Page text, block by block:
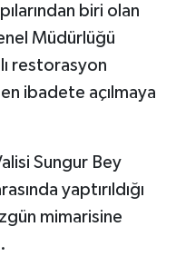
biri olan
Müdürlüğü
restorasyon
ibadete açılmaya
Sungur Bey
yaptırıldığı
mimarisine